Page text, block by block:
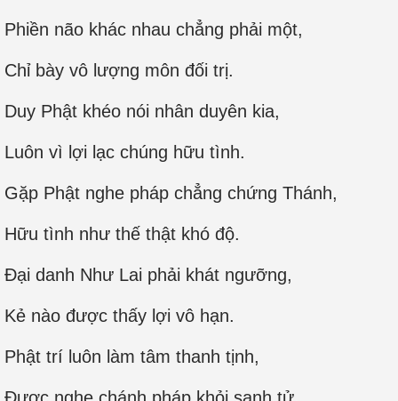
Phiền não khác nhau chẳng phải một,
Chỉ bày vô lượng môn đối trị.
Duy Phật khéo nói nhân duyên kia,
Luôn vì lợi lạc chúng hữu tình.
Gặp Phật nghe pháp chẳng chứng Thánh,
Hữu tình như thế thật khó độ.
Ðại danh Như Lai phải khát ngưỡng,
Kẻ nào được thấy lợi vô hạn.
Phật trí luôn làm tâm thanh tịnh,